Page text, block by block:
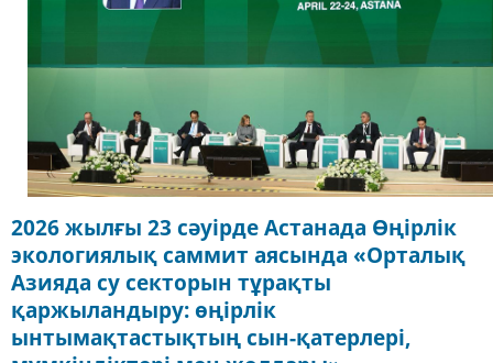
2026 жылғы 23 сәуірде Астанада Өңірлік
экологиялық саммит аясында «Орталық
Азияда су секторын тұрақты
қаржыландыру: өңірлік
ынтымақтастықтың сын-қатерлері,